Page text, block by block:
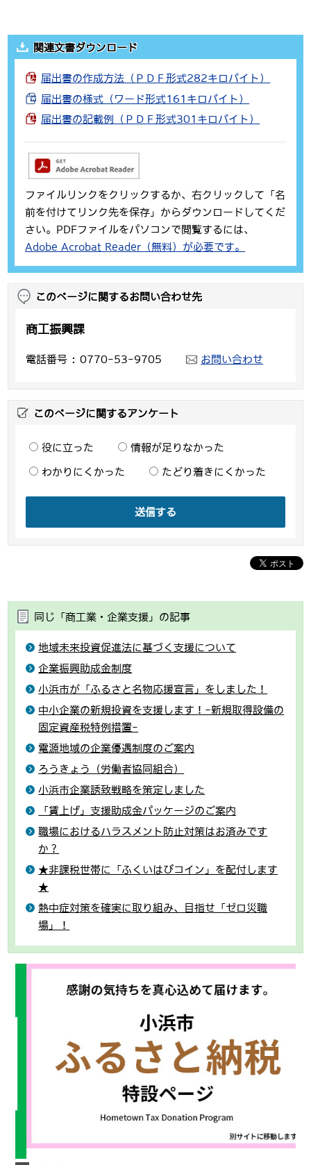
関連文書ダウンロード
届出書の作成方法（ＰＤＦ形式282キロバイト）
届出書の様式（ワード形式161キロバイト）
届出書の記載例（ＰＤＦ形式301キロバイト）
ファイルリンクをクリックするか、右クリックして「名
前を付けてリンク先を保存」からダウンロードしてくだ
さい。PDFファイルをパソコンで閲覧するには、
Adobe Acrobat Reader（無料）が必要です。
このページに関するお問い合わせ先
商工振興課
電話番号 0770-53-9705 お問い合わせ
このページに関するアンケート
役に立った 情報が足りなかった
わかりにくかった たどり着きにくかった
送信する
同じ「商工業・企業支援」の記事
地域未来投資促進法に基づく支援について
企業振興助成金制度
小浜市が「ふるさと名物応援宣言」をしました！
中小企業の新規投資を支援します！-新規取得設備の
固定資産税特例措置-
電源地域の企業優遇制度のご案内
ろうきょう（労働者協同組合）
小浜市企業誘致戦略を策定しました
「賃上げ」支援助成金パッケージのご案内
職場におけるハラスメント防止対策はお済みです
か？
★非課税世帯に「ふくいはぴコイン」を配付します
★
熱中症対策を確実に取り組み、目指せ「ゼロ災職
場」！